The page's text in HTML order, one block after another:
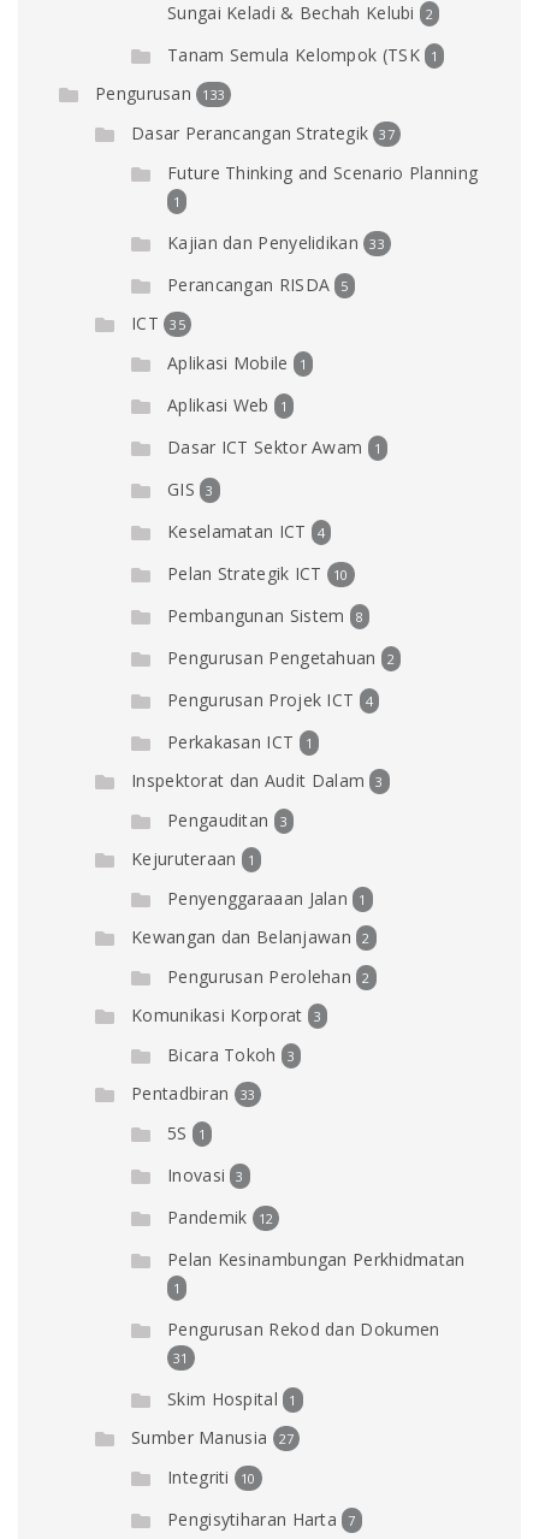
Sungai Keladi & Bechah Kelubi
2
Tanam Semula Kelompok (TSK 1
Pengurusan 133
Dasar Perancangan Strategik 37
Future Thinking and Scenario Planning
1
Kajian dan Penyelidikan 33
Perancangan RISDA 5
ICT 35
Aplikasi Mobile 1
Aplikasi Web 1
Dasar ICT Sektor Awam 1
GIS 3
Keselamatan ICT 4
Pelan Strategik ICT 10
Pembangunan Sistem 8
Pengurusan Pengetahuan 2
Pengurusan Projek ICT 4
Perkakasan ICT 1
Inspektorat dan Audit Dalam 3
Pengauditan 3
Kejuruteraan 1
Penyenggaraaan Jalan 1
Kewangan dan Belanjawan 2
Pengurusan Perolehan 2
Komunikasi Korporat 3
Bicara Tokoh 3
Pentadbiran 33
5S 1
Inovasi 3
Pandemik 12
Pelan Kesinambungan Perkhidmatan
1
Pengurusan Rekod dan Dokumen
31
Skim Hospital 1
Sumber Manusia 27
Integriti 10
Pengisytiharan Harta 7